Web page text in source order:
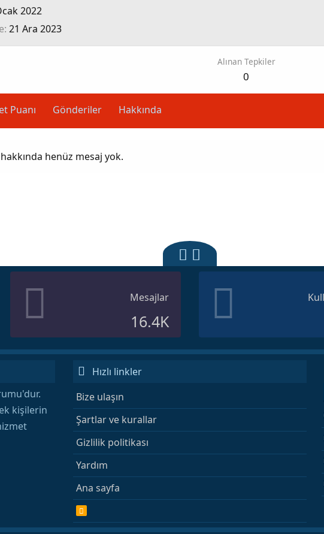
2022
21 Ara 2023
Alınan Tepkiler
0
Puanı Gönderiler Hakkında
henüz mesaj yok.
Mesajlar
16.4K
kişilerin
Hızlı linkler
Bize ulaşın
Şartlar ve kurallar
Gizlilik politikası
Yardım
Ana sayfa
R
S
S